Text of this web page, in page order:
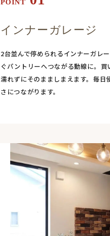
POINT
インナーガレージ
2台並んで停められるインナーガレ
ぐパントリーへつながる動線に。
濡れずにそのまましまえます。毎
さにつながります。